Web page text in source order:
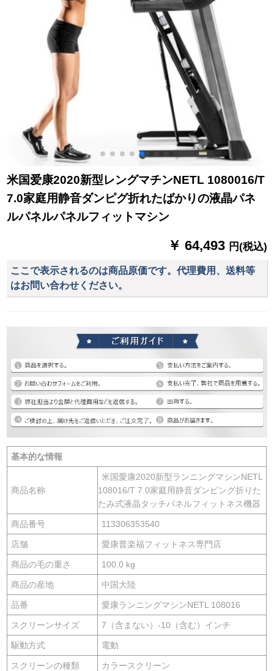
米国爱康2020新型レングマチンNETL 1080016/T
7.0家庭用静音ダンピグ折れたばかりの液晶パネ
ルパネルパネルフィットマシン
￥ 64,493 円(税込)
ここで表示されるのは商品原価です。代理費用、送料等
はお問い合わせください。
基本的な情報
商品名称
米国愛康2020新型ランニングマシンNETL
108016/T 7.0家庭用静音ダンピング折りた
たみ式液晶タッチパネルフィットネス機器
商品番号 113306353540
店舗 愛康普楽福フィットネス専門店
商品の毛の重さ 100.0 kg
商品の産地 中国大陸
品番 愛康ランニングマシンNETL 108016
スクリーンサイズ 7（含まない）-10（含む）インチ
駆動方式 電動
スクリーンの種類 カラースクリーン